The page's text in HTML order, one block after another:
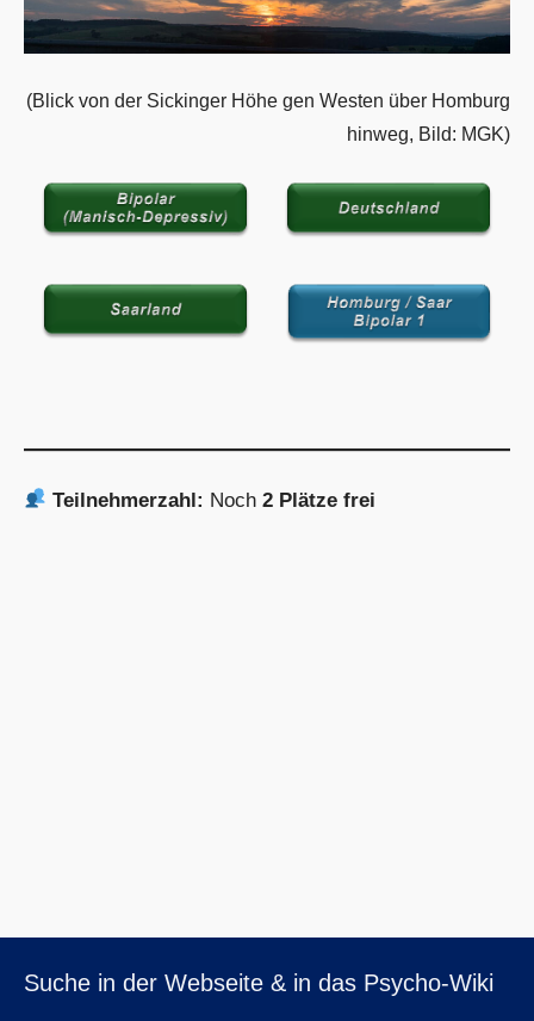
(Blick von der Sickinger Höhe gen Westen über Homburg
hinweg, Bild: MGK)
Teilnehmerzahl: Noch2 Plätze frei
Suche in der Webseite & in das Psycho-Wiki